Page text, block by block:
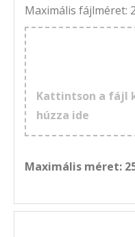
Maximális fájlméret:
Kattintson a fájl
húzza ide
Maximális méret: